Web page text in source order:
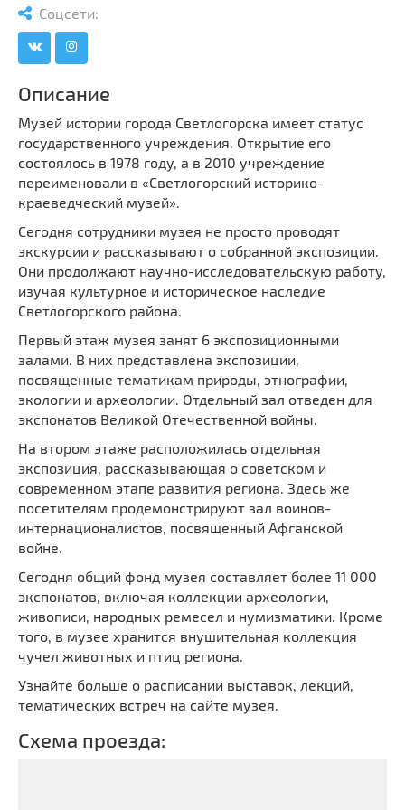
Мечети
Синагоги
Часовни
Кирхи
Кладбище
Культурные центры
Галереи
Концертные залы
Выберите направление
Соцсети:
Описание
Музей истории города Светлогорска имеет статус
государственного учреждения. Открытие его
состоялось в 1978 году, а в 2010 учреждение
переименовали в «Светлогорский историко-
краеведческий музей».
Сегодня сотрудники музея не просто проводят
экскурсии и рассказывают о собранной экспозиции.
Они продолжают научно-исследовательскую работу,
изучая культурное и историческое наследие
Светлогорского района.
Первый этаж музея занят 6 экспозиционными
залами. В них представлена экспозиции,
посвященные тематикам природы, этнографии,
экологии и археологии. Отдельный зал отведен для
экспонатов Великой Отечественной войны.
На втором этаже расположилась отдельная
экспозиция, рассказывающая о советском и
современном этапе развития региона. Здесь же
посетителям продемонстрируют зал воинов-
интернационалистов, посвященный Афганской
войне.
Сегодня общий фонд музея составляет более 11 000
экспонатов, включая коллекции археологии,
живописи, народных ремесел и нумизматики. Кроме
того, в музее хранится внушительная коллекция
чучел животных и птиц региона.
Узнайте больше о расписании выставок, лекций,
тематических встреч на сайте музея.
Схема проезда: